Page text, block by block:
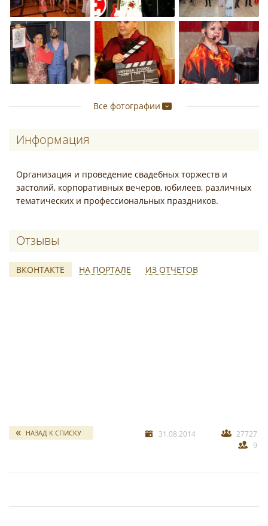
Информация
Организация и проведение свадебных торжеств и
застолий, корпоративных вечеров, юбилеев, различных
тематических и профессиональных праздников.
Все фотографии
Отзывы о Ольга Казарина
ВКОНТАКТЕ НА ПОРТАЛЕ ИЗ ОТЧЕТОВ
*
НАЗАД К СПИСКУ 31.08.2014
27727
9